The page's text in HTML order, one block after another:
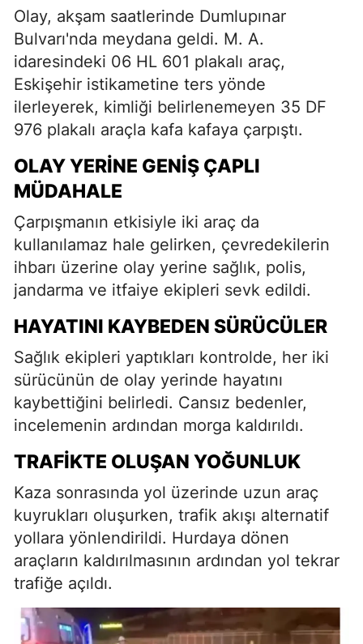
Olay, akşam saatlerinde Dumlupınar
Bulvarı'nda meydana geldi. M. A.
idaresindeki 06 HL 601 plakalı araç,
Eskişehir istikametine ters yönde
ilerleyerek, kimliği belirlenemeyen 35 DF
976 plakalı araçla kafa kafaya çarpıştı.
OLAY YERINE GENIŞ ÇAPLI
MÜDAHALE
Çarpışmanın etkisiyle iki araç da
kullanılamaz hale gelirken, çevredekilerin
ihbarı üzerine olay yerine sağlık, polis,
jandarma ve itfaiye ekipleri sevk edildi.
HAYATINI KAYBEDEN SÜRÜCÜLER
Sağlık ekipleri yaptıkları kontrolde, her iki
sürücünün de olay yerinde hayatını
kaybettiğini belirledi. Cansız bedenler,
incelemenin ardından morga kaldırıldı.
TRAFIKTE OLUŞAN YOĞUNLUK
Kaza sonrasında yol üzerinde uzun araç
kuyrukları oluşurken, trafik akışı alternatif
yollara yönlendirildi. Hurdaya dönen
araçların kaldırılmasının ardından yol tekrar
trafiğe açıldı.